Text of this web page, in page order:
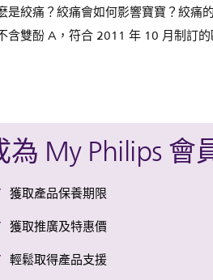
是絞痛？絞痛會如何影響寶寶？絞痛
含雙酚 A，符合 2011 年 10 月制訂
為 My Philips 會
獲取產品保養期限
獲取推廣及特惠價
輕鬆取得產品支援